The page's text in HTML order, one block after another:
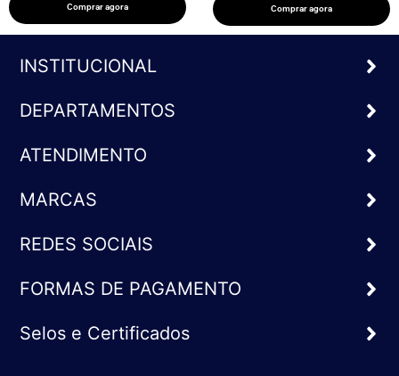
Comprar agora Comprar agora
INSTITUCIONAL
DEPARTAMENTOS
ATENDIMENTO
MARCAS
REDES SOCIAIS
FORMAS DE PAGAMENTO
Selos e Certificados